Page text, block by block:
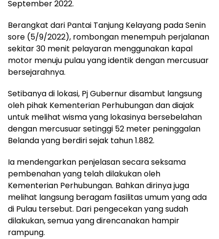
September 2022.
Berangkat dari Pantai Tanjung Kelayang pada Senin
sore (5/9/2022), rombongan menempuh perjalanan
sekitar 30 menit pelayaran menggunakan kapal
motor menuju pulau yang identik dengan mercusuar
bersejarahnya.
Setibanya di lokasi, Pj Gubernur disambut langsung
oleh pihak Kementerian Perhubungan dan diajak
untuk melihat wisma yang lokasinya bersebelahan
dengan mercusuar setinggi 52 meter peninggalan
Belanda yang berdiri sejak tahun 1.882.
Ia mendengarkan penjelasan secara seksama
pembenahan yang telah dilakukan oleh
Kementerian Perhubungan. Bahkan dirinya juga
melihat langsung beragam fasilitas umum yang ada
di Pulau tersebut. Dari pengecekan yang sudah
dilakukan, semua yang direncanakan hampir
rampung.